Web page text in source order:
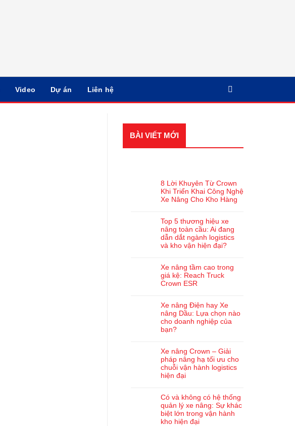
Video Dự án Liên hệ
BÀI VIẾT MỚI
8 Lời Khuyên Từ Crown
Khi Triển Khai Công Nghệ
Xe Nâng Cho Kho Hàng
Top 5 thương hiệu xe
nâng toàn cầu: Ai đang
dẫn dắt ngành logistics
và kho vận hiện đại?
Xe nâng tầm cao trong
giá kệ: Reach Truck
Crown ESR
Xe nâng Điện hay Xe
nâng Dầu: Lựa chọn nào
cho doanh nghiệp của
bạn?
Xe nâng Crown – Giải
pháp nâng hạ tối ưu cho
chuỗi vận hành logistics
hiện đại
Có và không có hệ thống
quản lý xe nâng: Sự khác
biệt lớn trong vận hành
kho hiện đại